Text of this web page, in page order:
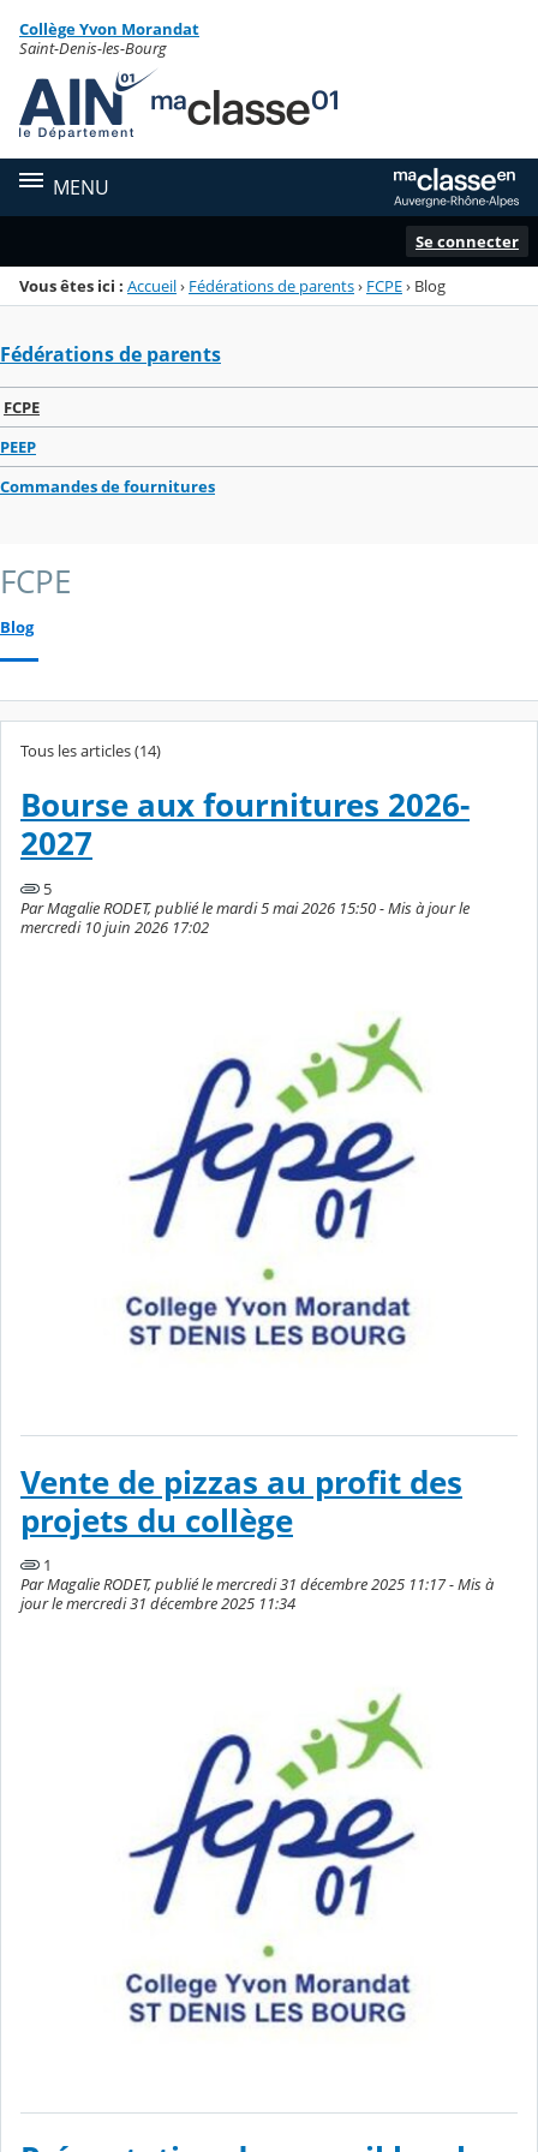
Menu de la rubrique
Contenu
Collège Yvon Morandat
Saint-Denis-les-Bourg
MENU
Se connecter
Vous êtes ici : Accueil› Fédérations de parents› FCPE› Blog
Fédérations de parents
FCPE
PEEP
Commandes de fournitures
FCPE
Blog
Tous les articles (14)
Bourse aux fournitures 2026-
2027
5
Par Magalie RODET, publié le mardi 5 mai 2026 15:50 - Mis à jour le
mercredi 10 juin 2026 17:02
Vente de pizzas au profit des
projets du collège
1
Par Magalie RODET, publié le mercredi 31 décembre 2025 11:17 - Mis à
jour le mercredi 31 décembre 2025 11:34